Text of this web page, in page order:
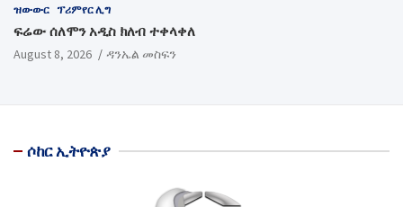
ዝውውር ፕሪምየር ሊግ
ፍሬው ሰለሞን አዲስ ክለብ ተቀላቀለ
August 8, 2026 ዳንኤል መስፍን
ሶከር ኢትዮጵያ